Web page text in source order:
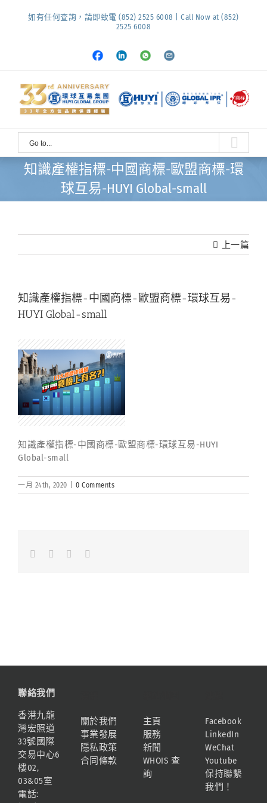
如有任何查詢，請即致電 (852) 2525 6008 | Call Now at (852)
2525 6008
Facebook
LinkedInWhatsapp
Email
Go to...
知識產權指標-中國商標-歐盟商標-環
球互易-HUYI Global-small
上一篇
知識產權指標-中國商標-歐盟商標-環球互易-
HUYI Global-small
知識產權指標-中國商標-歐盟商標-環球互易-HUYI
Global-small
一月 24th, 2020 0 Comments
FacebookLinkedInWhatsapp
聯絡我們
香港九龍
灣宏照道
33號國際
交易中心6
樓02,
03&05室
電話:
關於我們
事業發展
隱私政策
合同條款
主頁
服務
新聞
WHOIS 查
詢
Facebook
LinkedIn
WeChat
Youtube
保持聯繫
我們！